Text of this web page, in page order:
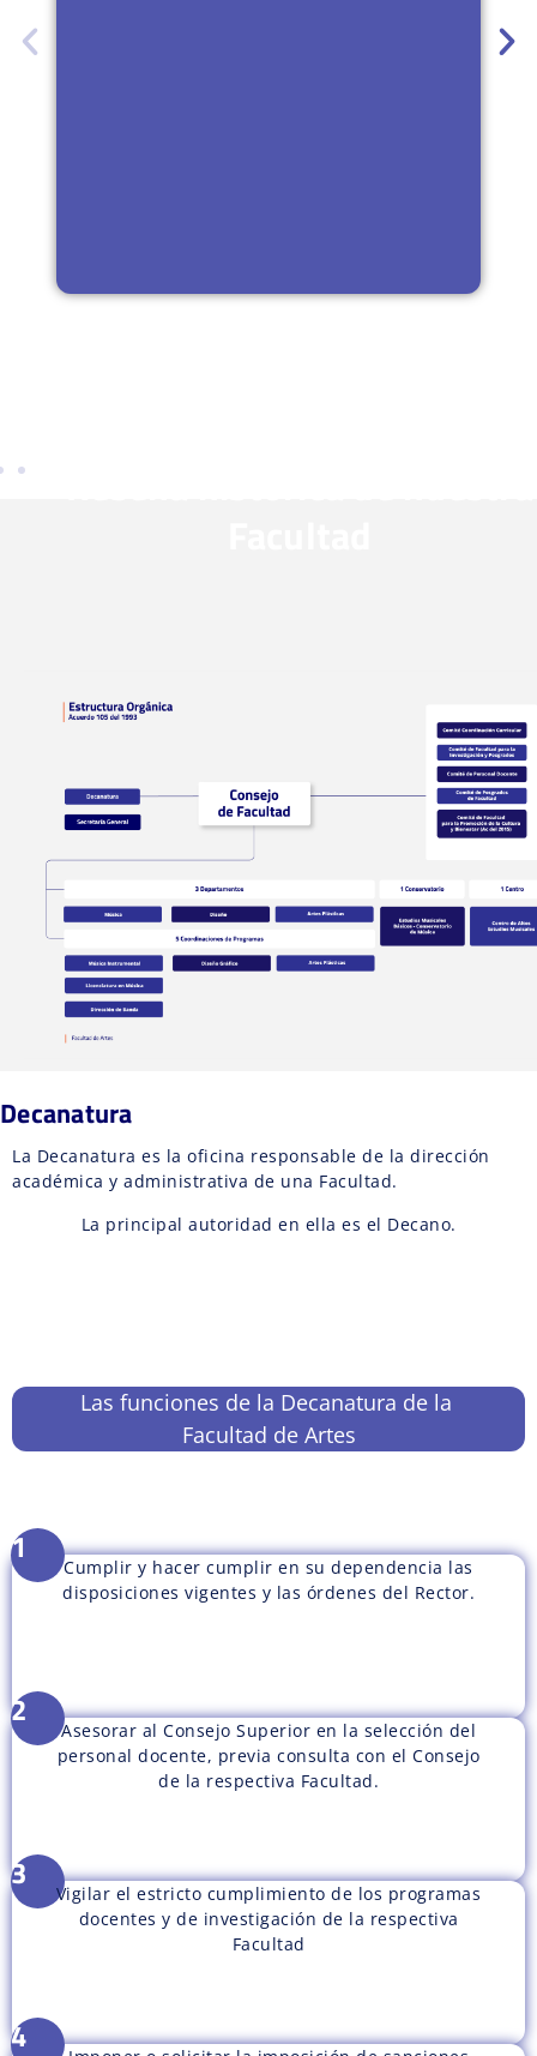
Decanatura
La Decanatura es la oficina responsable de la dirección
académica y administrativa de una Facultad.
La principal autoridad en ella es el Decano.
Las funciones de la Decanatura de la
Facultad de Artes
1
Cumplir y hacer cumplir en su dependencia las
disposiciones vigentes y las órdenes del Rector.
2
Asesorar al Consejo Superior en la selección del
personal docente, previa consulta con el Consejo
de la respectiva Facultad.
3
Vigilar el estricto cumplimiento de los programas
docentes y de investigación de la respectiva
Facultad
4